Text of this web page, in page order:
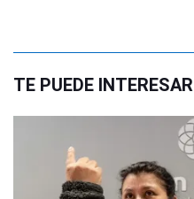
TE PUEDE INTERESAR